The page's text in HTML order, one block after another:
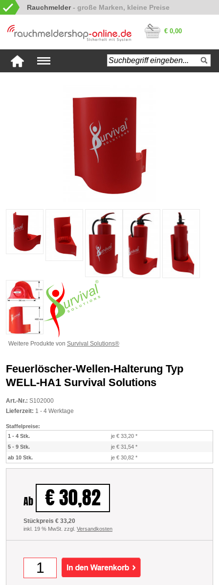
Rauchmelder
€ 0,00
Weitere Produkte von Survival Solutions®
Feuerlöscher-Wellen-Halterung Typ
WELL-HA1 Survival Solutions
Art.-Nr.: S102000
Lieferzeit: 1 - 4 Werktage
Staffelpreise:
1 - 4 Stk.
je € 33,20 *
5 - 9 Stk.
je € 31,54 *
ab 10 Stk.
je € 30,82 *
Ab € 30,82
Stückpreis € 33,20
inkl. 19 % MwSt. zzgl. Versandkosten